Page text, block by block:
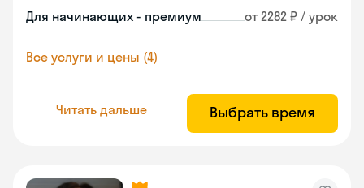
Для начинающих - премиум от 2282 ₽ / урок
Все услуги и цены (4)
Читать дальше Выбрать время